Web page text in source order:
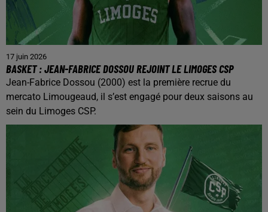
17 juin 2026
BASKET : JEAN-FABRICE DOSSOU REJOINT LE LIMOGES CSP
Jean-Fabrice Dossou (2000) est la première recrue du
mercato Limougeaud, il s’est engagé pour deux saisons au
sein du Limoges CSP.